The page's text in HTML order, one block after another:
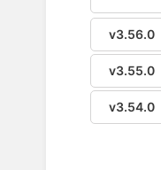
v3.56.0
v3.55.0
v3.54.0